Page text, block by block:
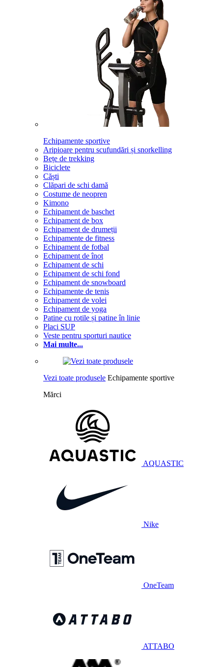
Echipamente sportive
Aripioare pentru scufundări și snorkelling
Bețe de trekking
Biciclete
Căști
Clăpari de schi damă
Costume de neopren
Kimono
Echipament de baschet
Echipament de box
Echipament de drumeții
Echipamente de fitness
Echipament de fotbal
Echipament de înot
Echipament de schi
Echipament de schi fond
Echipament de snowboard
Echipamente de tenis
Echipament de volei
Echipament de yoga
Patine cu rotile și patine în linie
Placi SUP
Veste pentru sporturi nautice
Mai multe...
Vezi toate produsele Echipamente sportive
Mărci
AQUASTIC
Nike
OneTeam
ATTABO